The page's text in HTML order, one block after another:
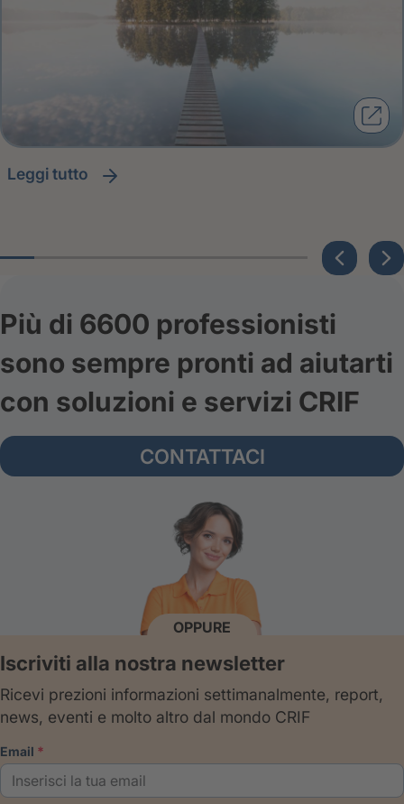
leggi tutto
Più di 6600 professionisti
sono sempre pronti ad aiutarti
con soluzioni e servizi CRIF
CONTATTACI
OPPURE
Iscriviti alla nostra newsletter
Ricevi prezioni informazioni settimanalmente, report,
news, eventi e molto altro dal mondo CRIF
email